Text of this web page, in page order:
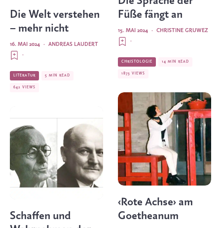
Die Welt verstehen
– mehr nicht
ANDREAS LAUDERT
·
16. MAI 2024
·
LITERATUR 5 MIN READ
642 VIEWS
Schaffen und
Füße fängt an
CHRISTINE GRUWEZ
·
15. MAI 2024
·
CHRISTOLOGIE 14 MIN READ
1873 VIEWS
‹Rote Achse› am
Goetheanum